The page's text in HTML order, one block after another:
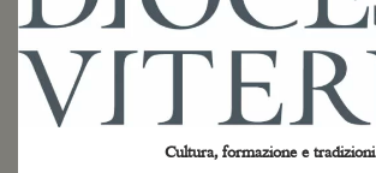
Cultura, formazione e tradizioni